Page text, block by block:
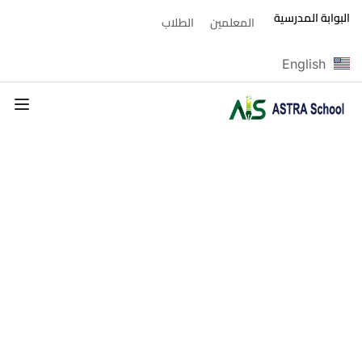
البوابة المدرسية المعلمين الطلاب
English